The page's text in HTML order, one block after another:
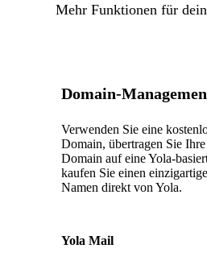
Mehr Funktionen für
Domain-
Verwenden Sie eine
Domain, übertragen Sie Ihre
Domain auf eine Yola-
kaufen Sie einen
Namen direkt von Yola.
Yola Mail